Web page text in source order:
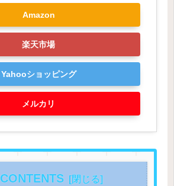
Amazon
楽天市場
Yahooショッピング
メルカリ
CONTENTS